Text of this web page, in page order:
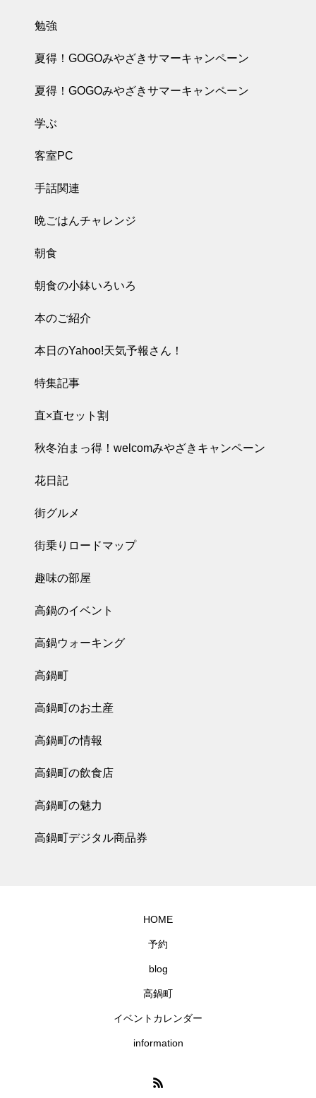
勉強
夏得！GOGOみやざきサマーキャンペーン
夏得！GOGOみやざきサマーキャンペーン
学ぶ
客室PC
手話関連
晩ごはんチャレンジ
朝食
朝食の小鉢いろいろ
本のご紹介
本日のYahoo!天気予報さん！
特集記事
直×直セット割
秋冬泊まっ得！welcomみやざきキャンペーン
花日記
街グルメ
街乗りロードマップ
趣味の部屋
高鍋のイベント
高鍋ウォーキング
高鍋町
高鍋町のお土産
高鍋町の情報
高鍋町の飲食店
高鍋町の魅力
高鍋町デジタル商品券
HOME
予約
blog
高鍋町
イベントカレンダー
information